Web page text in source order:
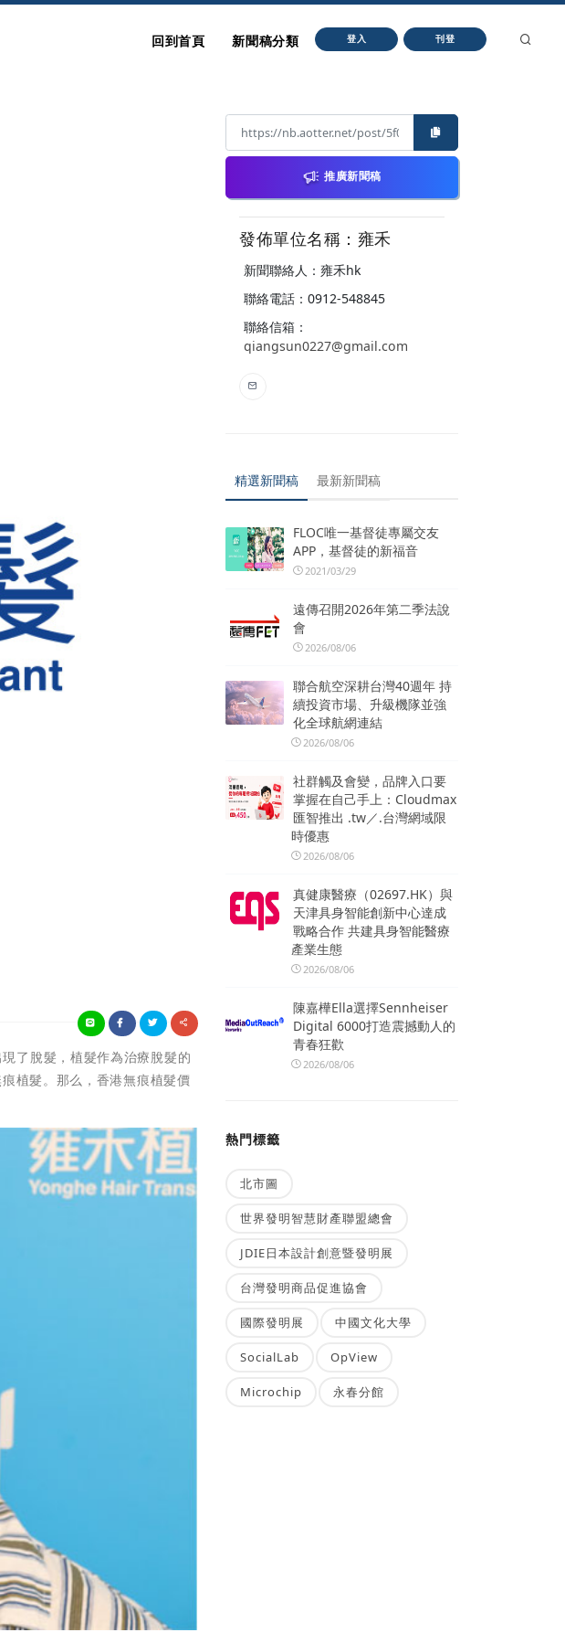
回到首頁 新聞稿分類 登入 刊登
了脫髮，植髮作為治療脫髮的
植髮。那么， 香港無痕植髮價
推廣新聞稿
發佈單位名稱：雍禾
新聞聯絡人：雍禾hk
聯絡電話：0912-548845
聯絡信箱：
qiangsun0227@gmail.com
精選新聞稿 最新新聞稿
FLOC唯一基督徒專屬交友
APP，基督徒的新福音
2021/03/29
遠傳召開2026年第二季法說
會
2026/08/06
聯合航空深耕台灣40週年 持
續投資市場、升級機隊並強
化全球航網連結
2026/08/06
社群觸及會變，品牌入口要
掌握在自己手上：Cloudmax
匯智推出 .tw／.台灣網域限
時優惠
2026/08/06
真健康醫療（02697.HK）與
天津具身智能創新中心達成
戰略合作 共建具身智能醫療
產業生態
2026/08/06
陳嘉樺Ella選擇Sennheiser
Digital 6000打造震撼動人的
青春狂歡
2026/08/06
熱門標籤
北市圖
世界發明智慧財產聯盟總會
JDIE日本設計創意暨發明展
台灣發明商品促進協會
國際發明展 中國文化大學
SocialLab OpView
Microchip 永春分館